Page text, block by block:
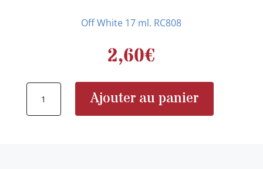
Off White 17 ml. RC808
2,60€
quantité
Ajouter au panier